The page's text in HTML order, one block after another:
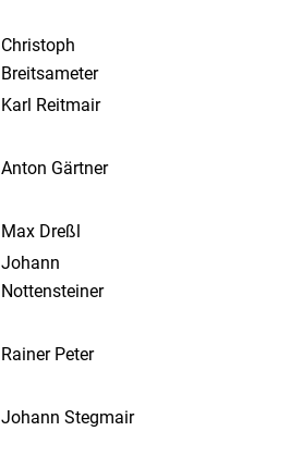
Christoph
Breitsameter
Karl Reitmair
Anton Gärtner
Max Dreßl
Johann
Nottensteiner
Rainer Peter
Johann Stegmair